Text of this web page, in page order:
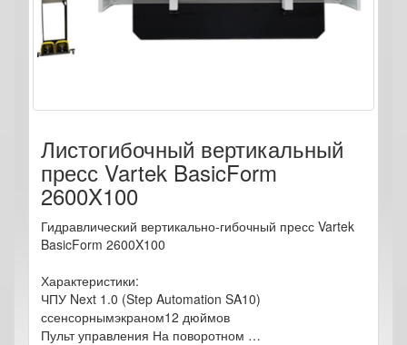
Листогибочный вертикальный
пресс Vartek BasicForm
2600X100
Гидравлический вертикально-гибочный пресс Vartek
BasicForm 2600X100
Характеристики:
ЧПУ Next 1.0 (Step Automation SA10)
ссенсорнымэкраном12 дюймов
Пульт управления На поворотном …